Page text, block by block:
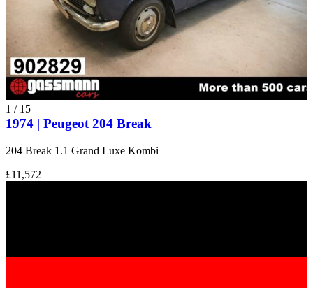
1 / 15
1974 | Peugeot 204 Break
204 Break 1.1 Grand Luxe Kombi
£11,572